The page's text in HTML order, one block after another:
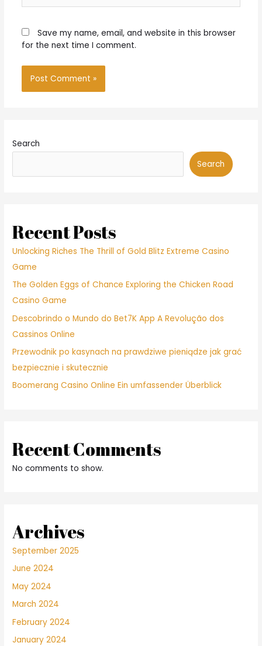
Save my name, email, and website in this browser
for the next time I comment.
Search
Search
Recent Posts
Unlocking Riches The Thrill of Gold Blitz Extreme Casino
Game
The Golden Eggs of Chance Exploring the Chicken Road
Casino Game
Descobrindo o Mundo do Bet7K App A Revolução dos
Cassinos Online
Przewodnik po kasynach na prawdziwe pieniądze jak grać
bezpiecznie i skutecznie
Boomerang Casino Online Ein umfassender Überblick
Recent Comments
No comments to show.
Archives
September 2025
June 2024
May 2024
March 2024
February 2024
January 2024